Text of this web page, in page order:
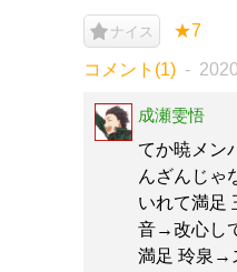
ナイス ★7
コメント(1)
成瀬雯悟
てか暁メン
んざんじゃ
いれて満足
音→改心し
満足 玲泉→